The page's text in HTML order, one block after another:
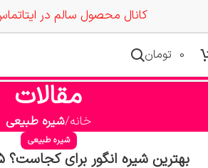
کانال محصول سالم در ایتا
0 تومان
مقالات
خانه شیره طبیعی
شیره طبیعی